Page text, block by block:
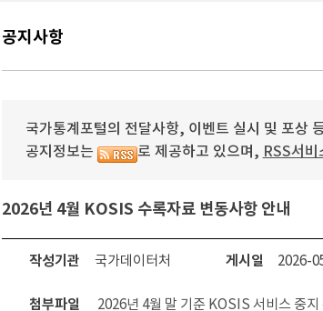
공지사항
국가통계포털의 전달사항, 이벤트 실시 및 포상
공지정보는
로 제공하고 있으며, RSS서비
2026년 4월 KOSIS 수록자료 변동사항 안내
작성기관 국가데이터처 게시일 2026-
첨부파일 2026년 4월 말 기준 KOSIS 서비스 중